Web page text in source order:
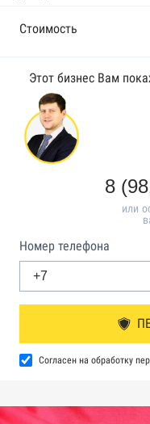
Стоимость
Этот бизнес Вам
8
или
Номер телефона
Согласен на обработку